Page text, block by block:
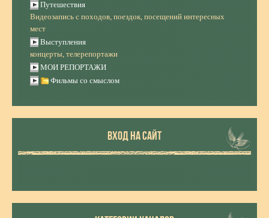
Путешествия
Видеозапись с походов, поездок, посещений интересных
мест
Выступления
концерты, телерепортажи
МОИ РЕПОРТАЖИ
Фильмы со смыслом
ВХОД НА САЙТ